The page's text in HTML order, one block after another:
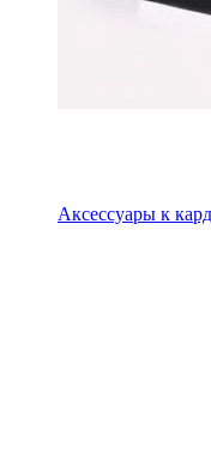
Аксессуары к